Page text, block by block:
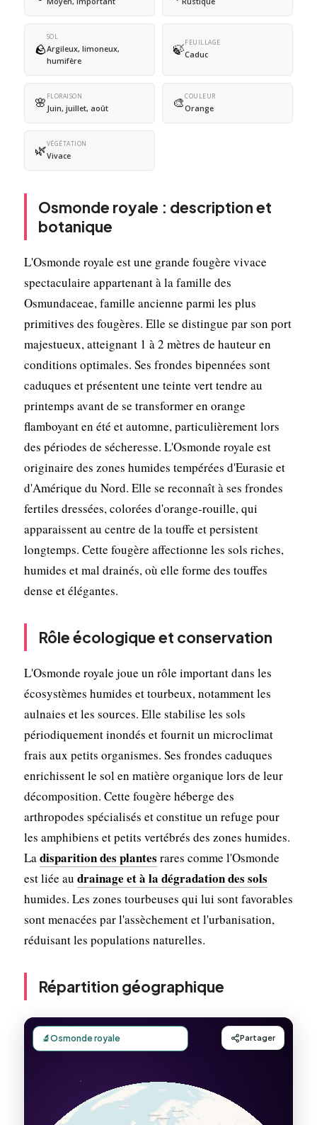
🪨
SOL
Argileux, limoneux,
humifère
🍃FEUILLAGE
Caduc
🌸 FLORAISON
Juin, juillet, août 🎨COULEUR
Orange
🌿VÉGÉTATION
Vivace
Osmonde royale : description et
botanique
L'Osmonde royale est une grande fougère vivace
spectaculaire appartenant à la famille des
Osmundaceae, famille ancienne parmi les plus
primitives des fougères. Elle se distingue par son port
majestueux, atteignant 1 à 2 mètres de hauteur en
conditions optimales. Ses frondes bipennées sont
caduques et présentent une teinte vert tendre au
printemps avant de se transformer en orange
flamboyant en été et automne, particulièrement lors
des périodes de sécheresse. L'Osmonde royale est
originaire des zones humides tempérées d'Eurasie et
d'Amérique du Nord. Elle se reconnaît à ses frondes
fertiles dressées, colorées d'orange-rouille, qui
apparaissent au centre de la touffe et persistent
longtemps. Cette fougère affectionne les sols riches,
humides et mal drainés, où elle forme des touffes
dense et élégantes.
Rôle écologique et conservation
L'Osmonde royale joue un rôle important dans les
écosystèmes humides et tourbeux, notamment les
aulnaies et les sources. Elle stabilise les sols
périodiquement inondés et fournit un microclimat
frais aux petits organismes. Ses frondes caduques
enrichissent le sol en matière organique lors de leur
décomposition. Cette fougère héberge des
arthropodes spécialisés et constitue un refuge pour
les amphibiens et petits vertébrés des zones humides.
Ladisparition des plantes rares comme l'Osmonde
est liée au drainage et à la dégradation des sols
humides. Les zones tourbeuses qui lui sont favorables
sont menacées par l'assèchement et l'urbanisation,
réduisant les populations naturelles.
Répartition géographique